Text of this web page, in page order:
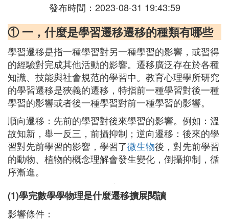
發布時間：2023-08-31 19:43:59
① 一，什麼是學習遷移遷移的種類有哪些
學習遷移是指一種學習對另一種學習的影響，或習得
的經驗對完成其他活動的影響。遷移廣泛存在於各種
知識、技能與社會規范的學習中。教育心理學所研究
的學習遷移是狹義的遷移，特指前一種學習對後一種
學習的影響或者後一種學習對前一種學習的影響。
順向遷移：先前的學習對後來學習的影響。例如：溫
故知新，舉一反三，前攝抑制；逆向遷移：後來的學
習對先前學習的影響，學習了微生物後，對先前學習
的動物、植物的概念理解會發生變化，倒攝抑制，循
序漸進。
(1)學完數學學物理是什麼遷移擴展閱讀
影響條件：